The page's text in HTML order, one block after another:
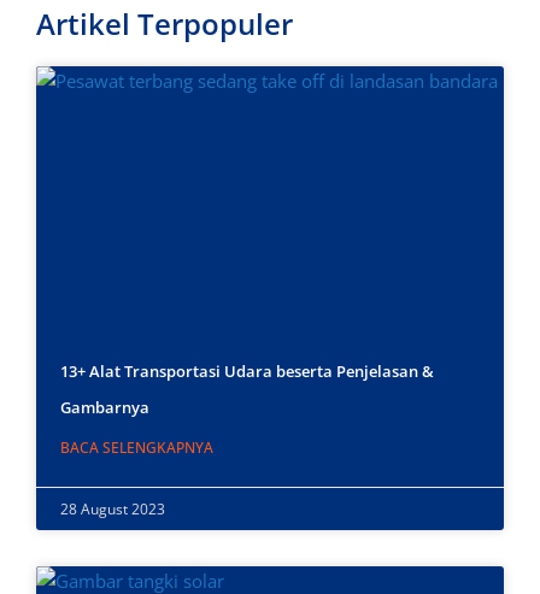
Artikel Terpopuler
13+ Alat Transportasi Udara beserta Penjelasan &
Gambarnya
BACA SELENGKAPNYA
28 August 2023